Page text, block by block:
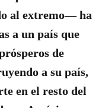
al extremo— ha
a un país que
de
a su país,
en el resto del